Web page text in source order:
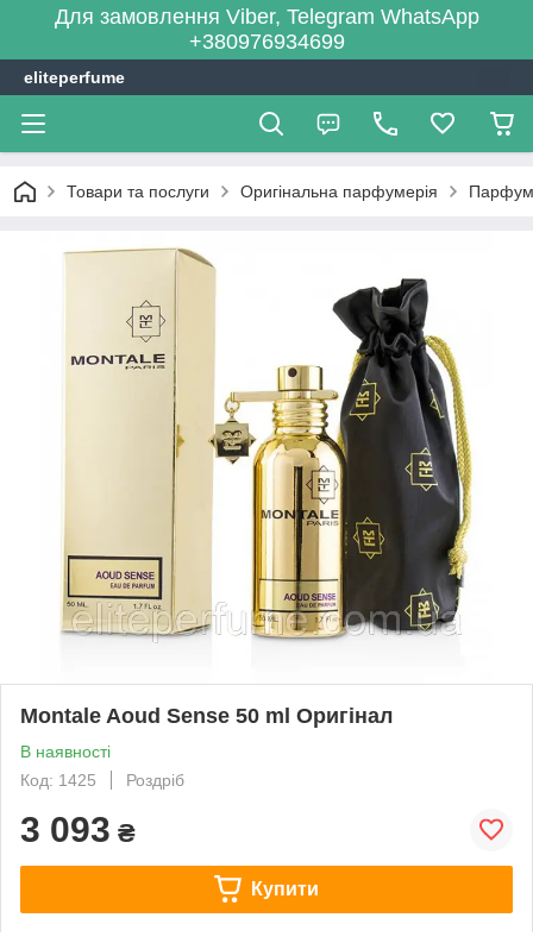
Для замовлення Viber, Telegram WhatsApp
+380976934699
eliteperfume
Товари та послуги Оригінальна парфумерія
Montale Aoud Sense 50 ml Оригінал
В наявності
Код: 1425
Роздріб
3 093 ₴
Купити